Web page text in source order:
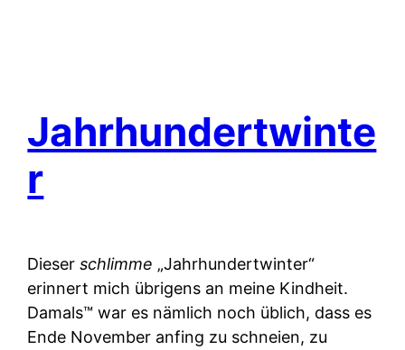
Jahrhundertwinte
r
Dieserschlimme „Jahrhundertwinter“
erinnert mich übrigens an meine Kindheit.
Damals™ war es nämlich noch üblich, dass es
Ende November anfing zu schneien, zu